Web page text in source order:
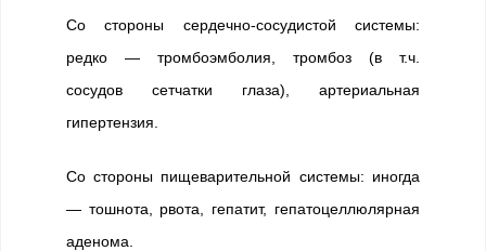
Со стороны сердечно-сосудистой системы:
редко — тромбоэмболия, тромбоз (в т.ч.
сосудов сетчатки глаза), артериальная
гипертензия.
Со стороны пищеварительной системы: иногда
— тошнота, рвота, гепатит, гепатоцеллюлярная
аденома.